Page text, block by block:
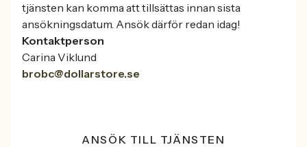
tjänsten kan komma att tillsättas innan sista
ansökningsdatum. Ansök därför redan idag!
Kontaktperson
Carina Viklund
brobc@dollarstore.se
ANSÖK TILL TJÄNSTEN